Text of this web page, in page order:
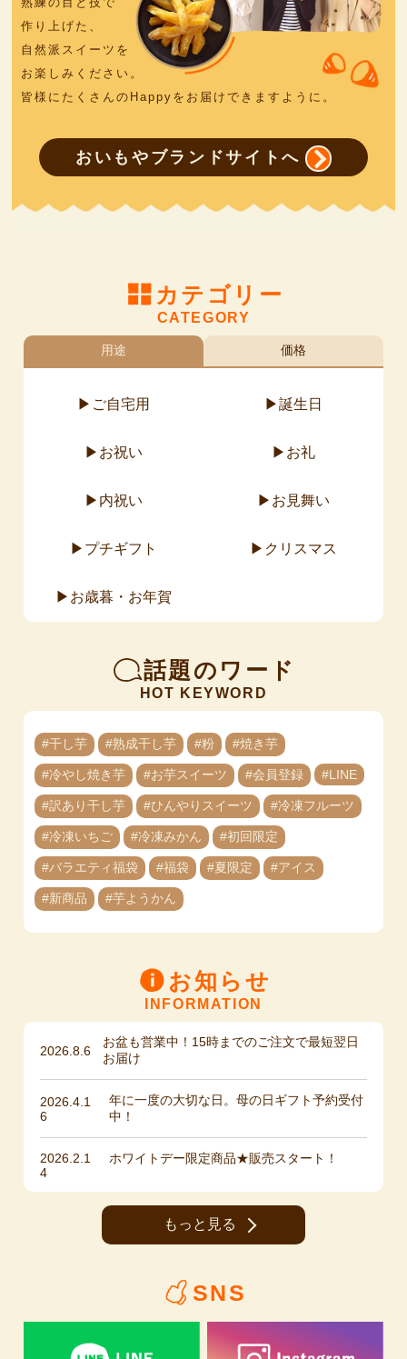
作り上げた、
自然派スイーツを
お楽しみください。
皆様にたくさんのHappyをお届けできますように。
おいもやブランドサイトへ
カテゴリー
CATEGORY
用途
ご自宅用 誕生日
お祝い お礼
内祝い お見舞い
プチギフト クリスマス
お歳暮・お年賀
価格
話題のワード
HOT KEYWORD
#干し芋 #熟成干し芋 #粉 #焼き芋
#冷やし焼き芋 #お芋スイーツ #会員登録 #LINE
#訳あり干し芋 #ひんやりスイーツ #冷凍フルーツ
#冷凍いちご #冷凍みかん #初回限定
#バラエティ福袋 #福袋 #夏限定 #アイス
#新商品 #芋ようかん
お知らせ
INFORMATION
2026.8.6
お盆も営業中！15時までのご注文で最短翌日
お届け
2026.4.1
6
年に一度の大切な日。母の日ギフト予約受付
中！
2026.2.1
4
ホワイトデー限定商品★販売スタート！
もっと見る
SNS